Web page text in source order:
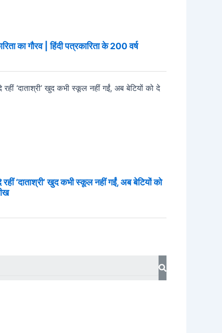
का गौरव | हिंदी पत्रकारिता के 200 वर्ष
‘दाताश्री’ खुद कभी स्कूल नहीं गईं, अब बेटियों को
Search